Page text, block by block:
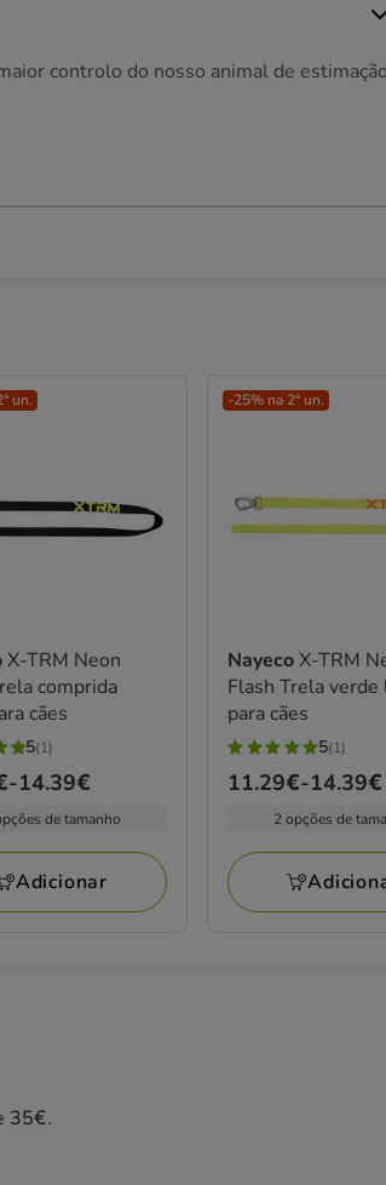
controlo do nosso animal de
un.
X-TRM Neon
comprida
cães
5(1)
-14.39€
de tamanho
Adicionar
-25% na 2ª un.
NayecoX-TRM
Flash Trela verde
para cães
5
estrelas
avaliações
5(1)
Preço
a
14.39€
11.29€-14.39€
2 opções de
35€.